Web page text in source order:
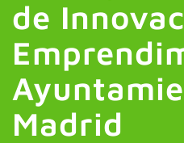
de
Madrid